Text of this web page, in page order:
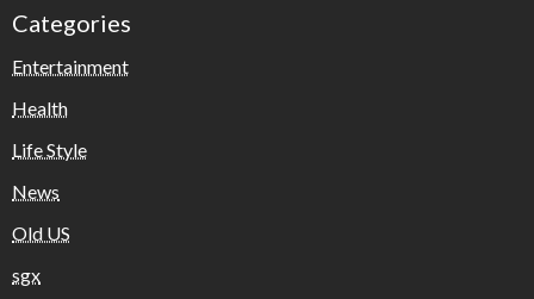
Categories
Entertainment
Health
Life Style
News
Old US
sgx